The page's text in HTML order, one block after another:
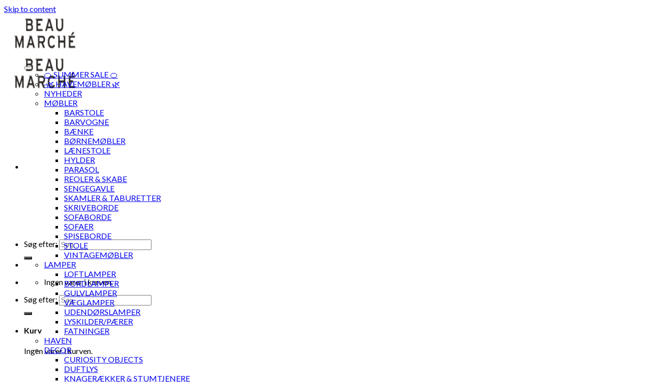
Skip to content
Søg efter:
Ingen varer i kurven.
Søg efter:
Kurv
Ingen varer i kurven.
🍊 SUMMER SALE 🍊
·🌿 HAVEMØBLER 🌿
NYHEDER
MØBLER
BARSTOLE
BARVOGNE
BÆNKE
BØRNEMØBLER
LÆNESTOLE
HYLDER
PARASOL
REOLER & SKABE
SENGEGAVLE
SKAMLER & TABURETTER
SKRIVEBORDE
SOFABORDE
SOFAER
SPISEBORDE
STOLE
VINTAGEMØBLER
LAMPER
LOFTLAMPER
BORDLAMPER
GULVLAMPER
VÆGLAMPER
UDENDØRSLAMPER
LYSKILDER/PÆRER
FATNINGER
HAVEN
DECOR
CURIOSITY OBJECTS
DUFTLYS
KNAGERÆKKER & STUMTJENERE